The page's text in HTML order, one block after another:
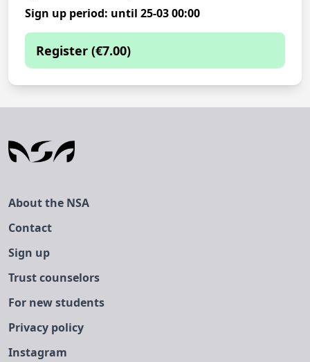
Sign up period: until 25-03 00:00
Register (€7.00)
About the NSA
Contact
Sign up
Trust counselors
For new students
Privacy policy
Instagram